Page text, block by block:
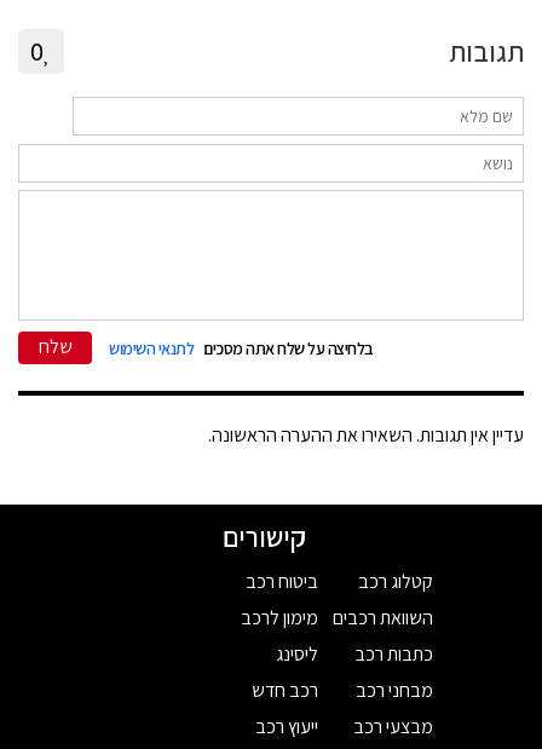
תגובות 0
בלחיצה על שלח אתה מסכים לתנאי השימוש שלח
עדיין אין תגובות. השאירו את ההערה הראשונה.
קישורים
קטלוג רכב
השוואת רכבים
כתבות רכב
מבחני רכב
מבצעי רכב
ביטוח רכב
מימון לרכב
ליסינג
רכב חדש
ייעוץ רכב